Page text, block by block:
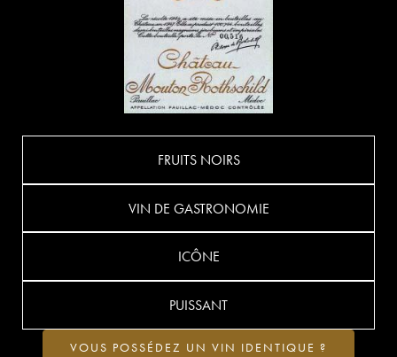
FRUITS NOIRS
VIN DE GASTRONOMIE
ICÔNE
PUISSANT
VOUS POSSÉDEZ UN VIN IDENTIQUE ?